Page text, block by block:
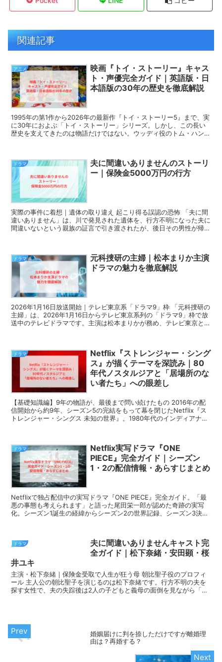
関連記事
アニメ
映画『トイ・ストーリー』キャス
ト・声優完全ガイド｜英語版・日
本語版の30年の歴史を徹底解説
1995年の第1作から2026年の最新作『トイ・ストーリー5』まで、実
に30年におよぶ「トイ・ストーリー」シリーズ。しかし、この長い
歴史を支えてきたのは物語だけではない。ウッディ役のトム・ハンク
ドラマ
夫に間違いありませんのストーリ
ー｜保険金5000万円の行方
実際の事件に着想｜遺体の取り違え 起こり得る誤認の恐怖 「夫に間
違いありません」は、川で発見された遺体を、行方不明になった夫に
間違いないという親族の証言で引き渡されたが、後日その男性が帰宅
ドラマ
元科捜研の主婦｜松本まりか主演
ドラマの魅力を徹底解説
2026年1月16日放送開始｜テレビ東京系「ドラマ9」枠 「元科捜研の
主婦」は、2026年1月16日からテレビ東京系列の「ドラマ9」枠で放
送中のテレビドラマです。主演は松本まりかが務め、テレビ東京と講
ドラマ
Netflix『ストレンジャー・シング
ス』が描くテーマを深読み｜80
年代ノスタルジアと「居場所のな
い者たち」への眼差し
【基礎知識編】9年の物語が、最後まで問い続けたもの 2016年の配
信開始から約9年、シーズン5の完結をもって幕を閉じたNetflix『ス
トレンジャー・シングス 未知の世界』。1980年代のインディアナ州
ドラマ
Netflix実写ドラマ『ONE
PIECE』完全ガイド｜シーズン
1・2の配信情報・あらすじまとめ
Netflixで独占配信中の実写ドラマ『ONE PIECE』完全ガイド。「最
悪の事態も考えられます」と語った尾田栄一郎が認めた奇跡の実写
化。シーズン1誕生の経緯からシーズン2の世界記録、シーズン3決定
ドラマ
夫に間違いありませんキャスト完
全ガイド｜松下奈緒・安田顕・桜
井ユキ
主演・松下奈緒｜保険金受取で人生が狂う母 朝比聖子役のプロフィ
ール 主人公の朝比聖子を演じるのは松下奈緒です。行方不明の夫を
探す女性で、夫の失踪後は2人の子どもと義母の面倒を見ながら「あ
婚姻届けに判を捺しただけですが離婚理
由は？再婚する？